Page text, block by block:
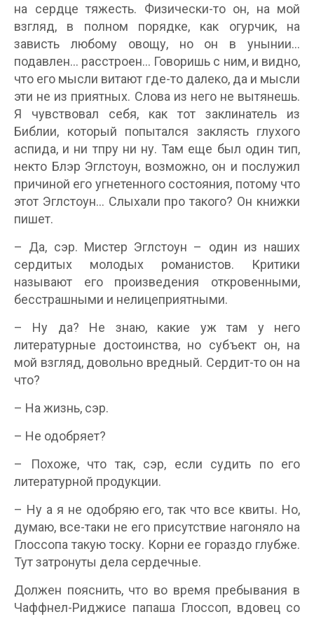
на сердце тяжесть. Физически-то он, на мой
взгляд, в полном порядке, как огурчик, на
зависть любому овощу, но он в унынии…
подавлен… расстроен… Говоришь с ним, и видно,
что его мысли витают где-то далеко, да и мысли
эти не из приятных. Слова из него не вытянешь.
Я чувствовал себя, как тот заклинатель из
Библии, который попытался заклясть глухого
аспида, и ни тпру ни ну. Там еще был один тип,
некто Блэр Эглстоун, возможно, он и послужил
причиной его угнетенного состояния, потому что
этот Эглстоун… Слыхали про такого? Он книжки
пишет.
– Да, сэр. Мистер Эглстоун – один из наших
сердитых молодых романистов. Критики
называют его произведения откровенными,
бесстрашными и нелицеприятными.
– Ну да? Не знаю, какие уж там у него
литературные достоинства, но субъект он, на
мой взгляд, довольно вредный. Сердит-то он на
что?
– На жизнь, сэр.
– Не одобряет?
– Похоже, что так, сэр, если судить по его
литературной продукции.
– Ну а я не одобряю его, так что все квиты. Но,
думаю, все-таки не его присутствие нагоняло на
Глоссопа такую тоску. Корни ее гораздо глубже.
Тут затронуты дела сердечные.
Должен пояснить, что во время пребывания в
Чаффнел-Риджисе папаша Глоссоп, вдовец со